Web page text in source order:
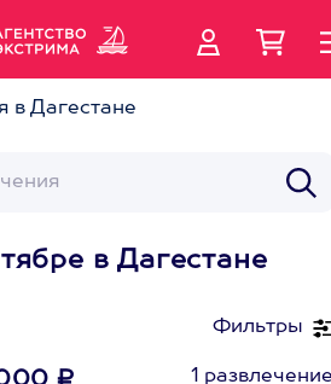
в Дагестане
в Дагестане
Фильтры
1